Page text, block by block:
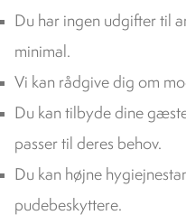
Du har ingen udgifter til
minimal.
Vi kan rådgive dig om
Du kan tilbyde dine
passer til deres behov.
Du kan højne
pudebeskyttere.